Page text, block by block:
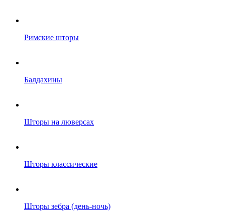
Римские шторы
Балдахины
Шторы на люверсах
Шторы классические
Шторы зебра (день-ночь)